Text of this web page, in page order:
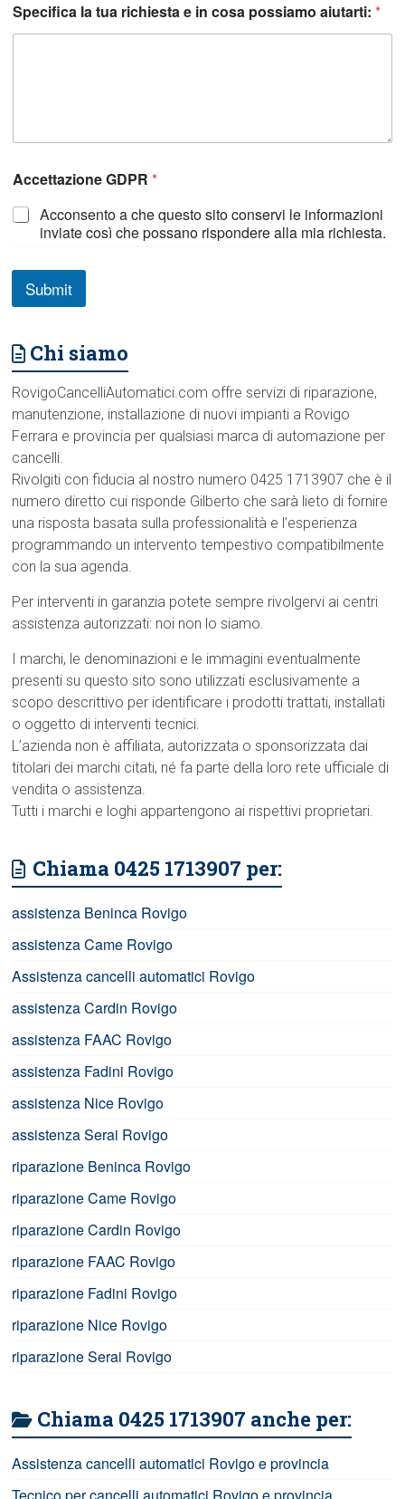
o
s
n
i
c
o
l
f
n
i
c
o
Specifica la tua richiesta e in cosa possiamo aiutarti:*
Accettazione GDPR*
Acconsento a che questo sito conservi le informazioni
inviate così che possano rispondere alla mia richiesta.
Submit
Chi siamo
RovigoCancelliAutomatici.com offre servizi di riparazione,
manutenzione, installazione di nuovi impianti a Rovigo
Ferrara e provincia per qualsiasi marca di automazione per
cancelli.
Rivolgiti con fiducia al nostro numero 0425 1713907 che è il
numero diretto cui risponde Gilberto che sarà lieto di fornire
una risposta basata sulla professionalità e l’esperienza
programmando un intervento tempestivo compatibilmente
con la sua agenda.
Per interventi in garanzia potete sempre rivolgervi ai centri
assistenza autorizzati: noi non lo siamo.
I marchi, le denominazioni e le immagini eventualmente
presenti su questo sito sono utilizzati esclusivamente a
scopo descrittivo per identificare i prodotti trattati, installati
o oggetto di interventi tecnici.
L’azienda non è affiliata, autorizzata o sponsorizzata dai
titolari dei marchi citati, né fa parte della loro rete ufficiale di
vendita o assistenza.
Tutti i marchi e loghi appartengono ai rispettivi proprietari.
Chiama 0425 1713907 per:
assistenza Beninca Rovigo
assistenza Came Rovigo
Assistenza cancelli automatici Rovigo
assistenza Cardin Rovigo
assistenza FAAC Rovigo
assistenza Fadini Rovigo
assistenza Nice Rovigo
assistenza Serai Rovigo
riparazione Beninca Rovigo
riparazione Came Rovigo
riparazione Cardin Rovigo
riparazione FAAC Rovigo
riparazione Fadini Rovigo
riparazione Nice Rovigo
riparazione Serai Rovigo
Chiama 0425 1713907 anche per:
Assistenza cancelli automatici Rovigo e provincia
Tecnico per cancelli automatici Rovigo e provincia